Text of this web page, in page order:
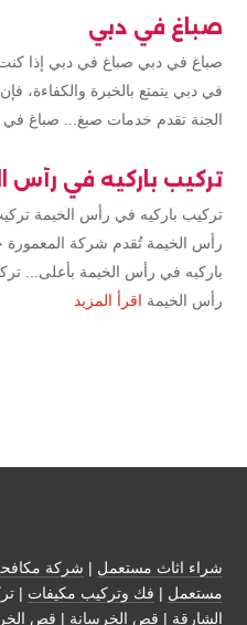
صباغ في دبي
صباغ في دبي صباغ في دبي إذا
في دبي يتمتع بالخبرة والكفاءة،
الجنة تقدم خدمات صبغ... صباغ في
تركيب باركيه في رأس
تركيب باركيه في رأس الخيمة
رأس الخيمة تُقدم شركة
باركيه في رأس الخيمة بأعلى...
رأس الخيمة اقرأ المزيد
شراء اثاث مستعمل | شركة
مستعمل | فك وتركيب مكيفات |
الشارقة | قص الخرسانة | قص